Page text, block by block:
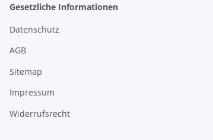
Gesetzliche Informationen
Datenschutz
AGB
Sitemap
Impressum
Widerrufsrecht